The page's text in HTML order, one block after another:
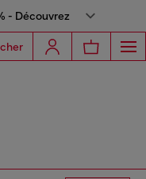
- Découvrez